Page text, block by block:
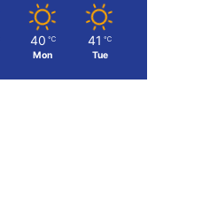
40 ℃
Mon
41 ℃
Tue